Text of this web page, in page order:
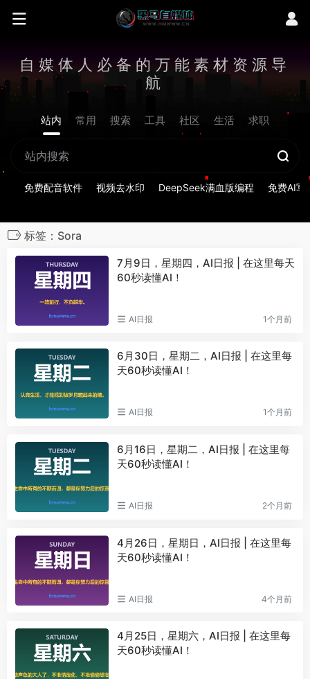
自媒体人必备的万能素材资源导
航
站内 常用 搜索 工具 社区 生活 求职
免费配音软件 视频去水印 DeepSeek满血版编程 免费AI写
标签：Sora
7月9日，星期四，AI日报 | 在这里每天
60秒读懂AI！
AI日报 1个月前
6月30日，星期二，AI日报 | 在这里每
天60秒读懂AI！
AI日报 1个月前
6月16日，星期二，AI日报 | 在这里每
天60秒读懂AI！
AI日报 2个月前
4月26日，星期日，AI日报 | 在这里每
天60秒读懂AI！
AI日报 4个月前
4月25日，星期六，AI日报 | 在这里每
天60秒读懂AI！